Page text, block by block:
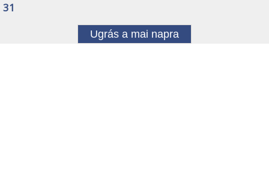
31
Ugrás a mai napra